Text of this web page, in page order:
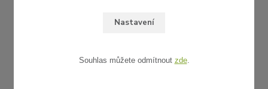
Nastavení
Souhlas můžete odmítnout zde.